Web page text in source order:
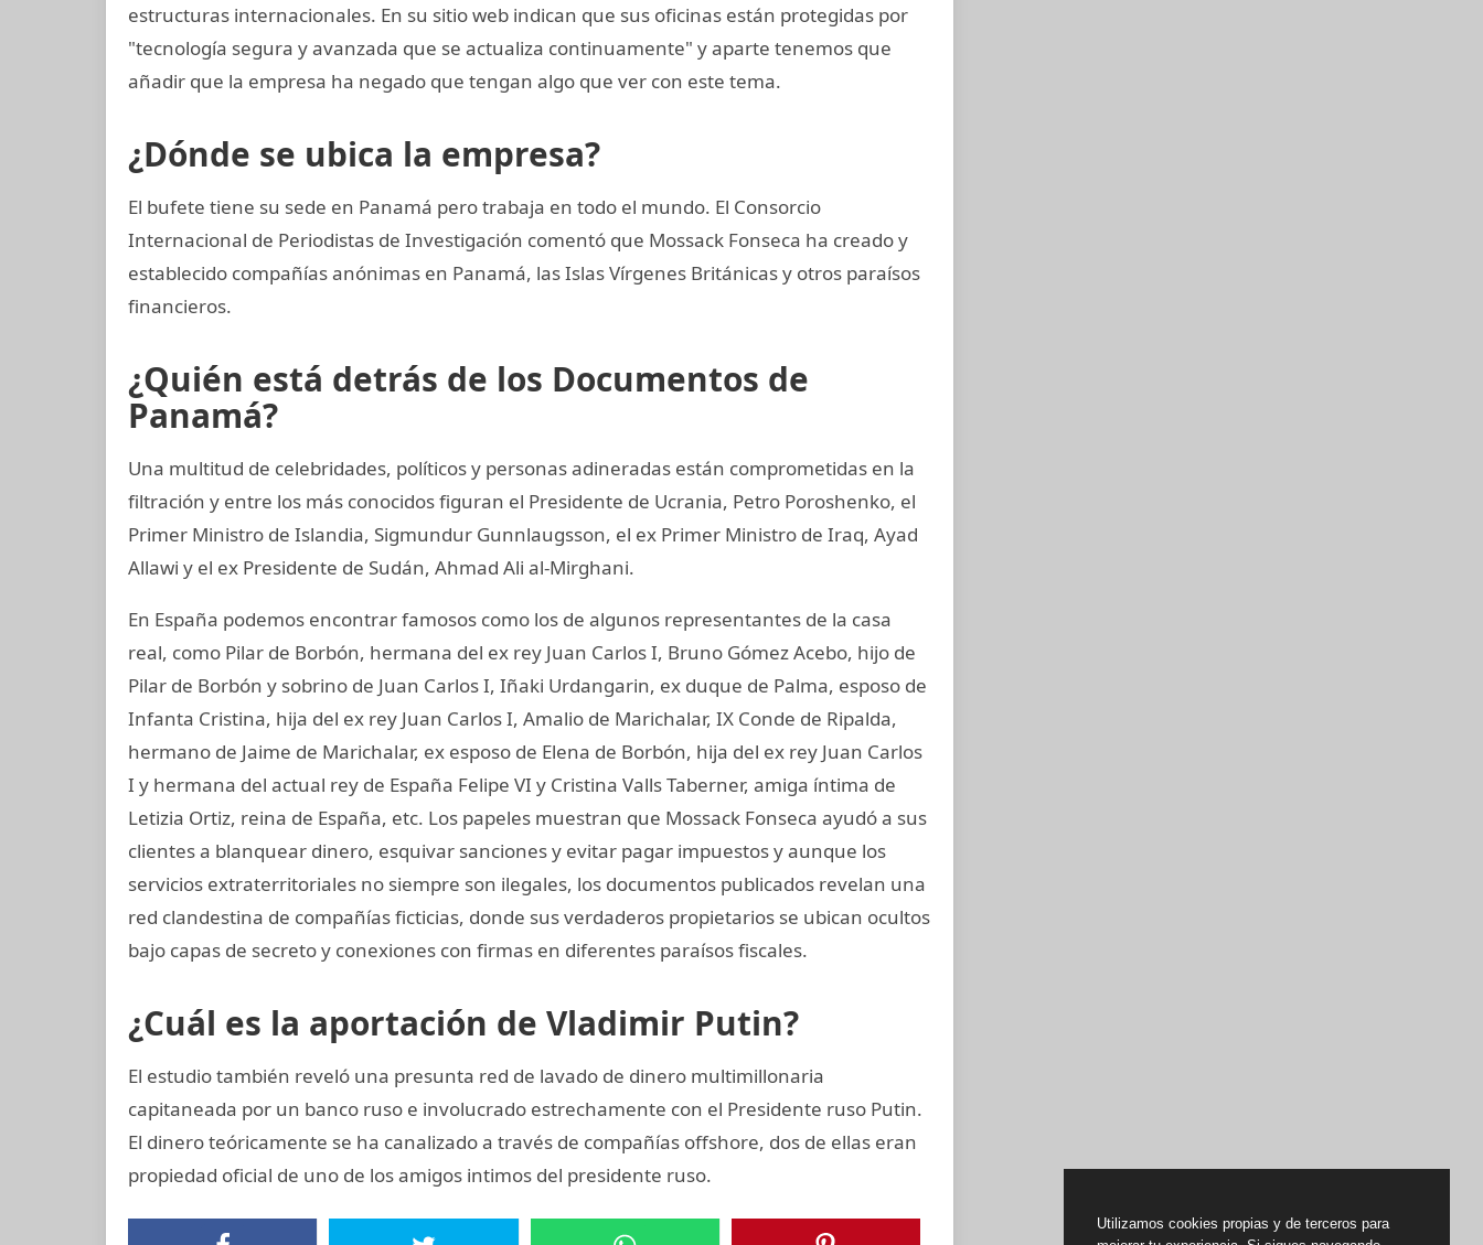
estructuras internacionales. En su sitio web indican que sus oficinas están protegidas por
"tecnología segura y avanzada que se actualiza continuamente" y aparte tenemos que
añadir que la empresa ha negado que tengan algo que ver con este tema.
¿Dónde se ubica la empresa?
El bufete tiene su sede en Panamá pero trabaja en todo el mundo. El Consorcio
Internacional de Periodistas de Investigación comentó que Mossack Fonseca ha creado y
establecido compañías anónimas en Panamá, las Islas Vírgenes Británicas y otros paraísos
financieros.
¿Quién está detrás de los Documentos de
Panamá?
Una multitud de celebridades, políticos y personas adineradas están comprometidas en la
filtración y entre los más conocidos figuran el Presidente de Ucrania, Petro Poroshenko, el
Primer Ministro de Islandia, Sigmundur Gunnlaugsson, el ex Primer Ministro de Iraq, Ayad
Allawi y el ex Presidente de Sudán, Ahmad Ali al-Mirghani.
En España podemos encontrar famosos como los de algunos representantes de la casa
real, como Pilar de Borbón, hermana del ex rey Juan Carlos I, Bruno Gómez Acebo, hijo de
Pilar de Borbón y sobrino de Juan Carlos I, Iñaki Urdangarin, ex duque de Palma, esposo de
Infanta Cristina, hija del ex rey Juan Carlos I, Amalio de Marichalar, IX Conde de Ripalda,
hermano de Jaime de Marichalar, ex esposo de Elena de Borbón, hija del ex rey Juan Carlos
I y hermana del actual rey de España Felipe VI y Cristina Valls Taberner, amiga íntima de
Letizia Ortiz, reina de España, etc. Los papeles muestran que Mossack Fonseca ayudó a sus
clientes a blanquear dinero, esquivar sanciones y evitar pagar impuestos y aunque los
servicios extraterritoriales no siempre son ilegales, los documentos publicados revelan una
red clandestina de compañías ficticias, donde sus verdaderos propietarios se ubican ocultos
bajo capas de secreto y conexiones con firmas en diferentes paraísos fiscales.
¿Cuál es la aportación de Vladimir Putin?
El estudio también reveló una presunta red de lavado de dinero multimillonaria
capitaneada por un banco ruso e involucrado estrechamente con el Presidente ruso Putin.
El dinero teóricamente se ha canalizado a través de compañías offshore, dos de ellas eran
propiedad oficial de uno de los amigos intimos del presidente ruso.
Utilizamos cookies propias y de terceros para